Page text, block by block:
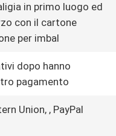
in primo luogo ed
con il cartone
per imbal
dopo hanno
pagamento
Union, , PayPal